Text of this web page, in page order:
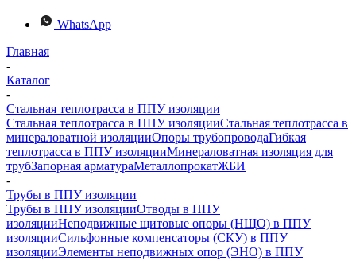
WhatsApp
Главная
-
Каталог
-
Стальная теплотрасса в ППУ изоляции
Стальная теплотрасса в ППУ изоляцииСтальная теплотрасса в
минераловатной изоляцииОпоры трубопроводаГибкая
теплотрасса в ППУ изоляцииМинераловатная изоляция для
трубЗапорная арматураМеталлопрокатЖБИ
-
Трубы в ППУ изоляции
Трубы в ППУ изоляцииОтводы в ППУ
изоляцииНеподвижные щитовые опоры (НЩО) в ППУ
изоляцииCильфонные компенсаторы (СКУ) в ППУ
изоляцииЭлементы неподвижных опор (ЭНО) в ППУ